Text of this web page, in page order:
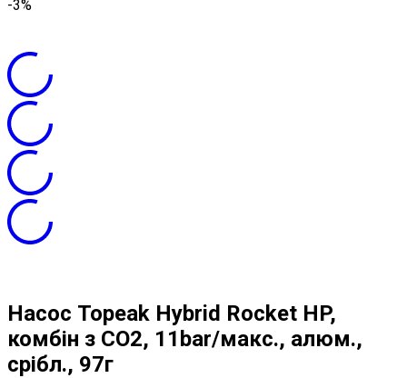
-3%
Насос Topeak Hybrid Rocket HP,
комбін з СО2, 11bar/макс., алюм.,
срібл., 97г